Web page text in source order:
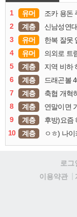
1 유머 조카 용돈
2
계층 신남성연
3
유머 한복 잘못
4
유머 의외로 트
5
계층 지역 비하
6
계층 드래곤볼
7
계층 축협 개혁
8
계층 연말이면
9
계층 후방)요즘
10
계층 ㅇㅎ) 나
로그
이용약관